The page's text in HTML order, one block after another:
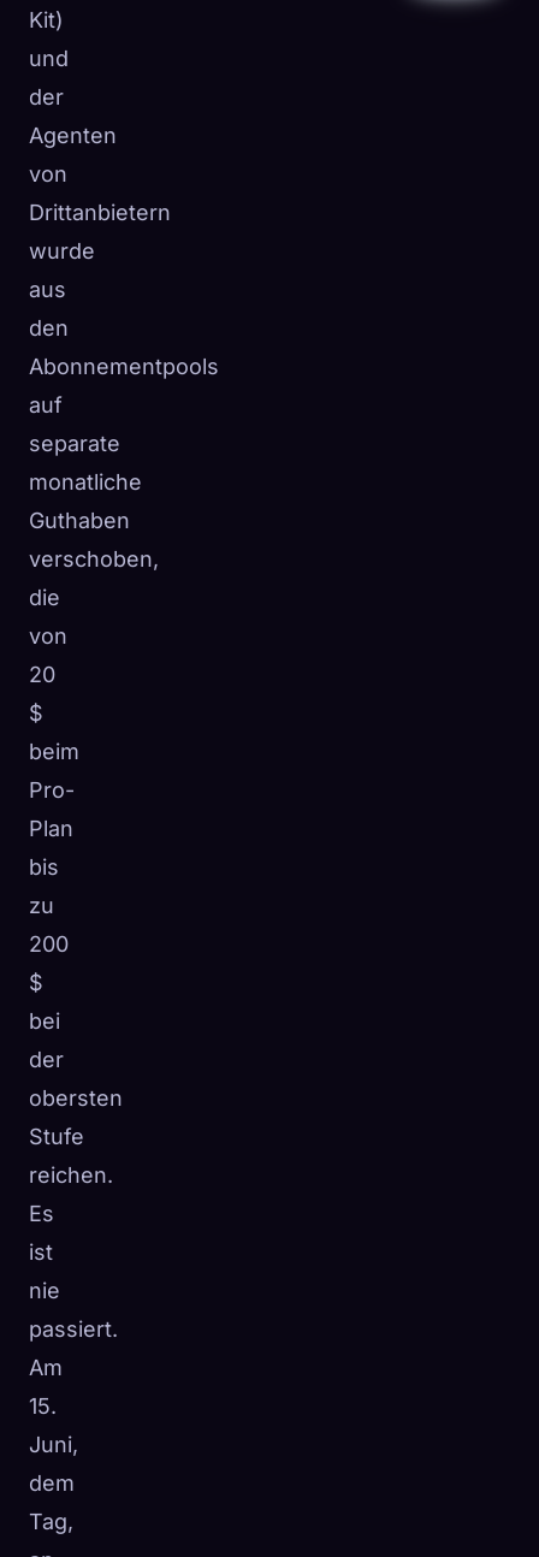
Kit)
und
der
Agenten
von
Drittanbietern
wurde
aus
den
Abonnementpools
auf
separate
monatliche
Guthaben
verschoben,
die
von
20
$
beim
Pro-
Plan
bis
zu
200
$
bei
der
obersten
Stufe
reichen.
Es
ist
nie
passiert.
Am
15.
Juni,
dem
Tag,